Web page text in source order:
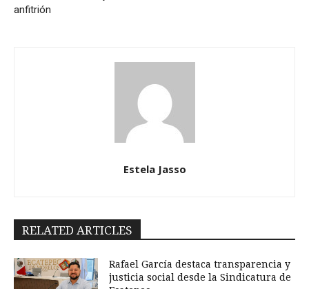
anfitrión
Estela Jasso
RELATED ARTICLES
Rafael García destaca transparencia y
justicia social desde la Sindicatura de